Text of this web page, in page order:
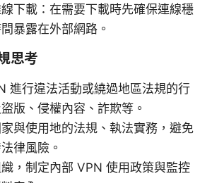
下載：在需要下載時先確保連線穩
暴露在外部網路。
思考
進行違法活動或繞過地區法規的行
版、侵權內容、詐欺等。
與使用地的法規、執法實務，避免
律風險。
，制定內部 VPN 使用政策與監控